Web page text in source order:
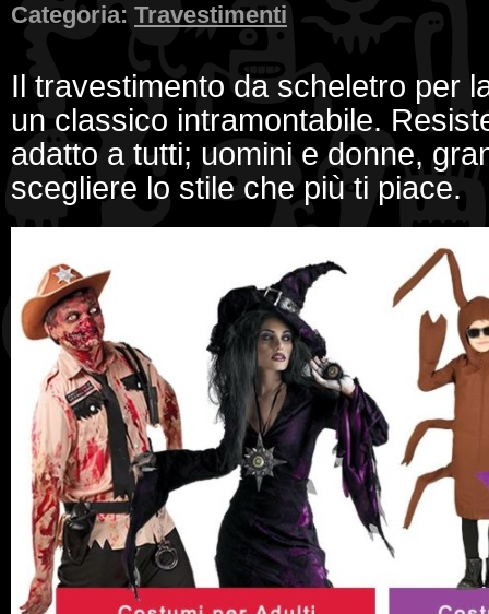
Categoria: Travestimenti
Il travestimento da scheletro per
un classico intramontabile.
adatto a tutti; uomini e donne,
scegliere lo stile che più ti piace.